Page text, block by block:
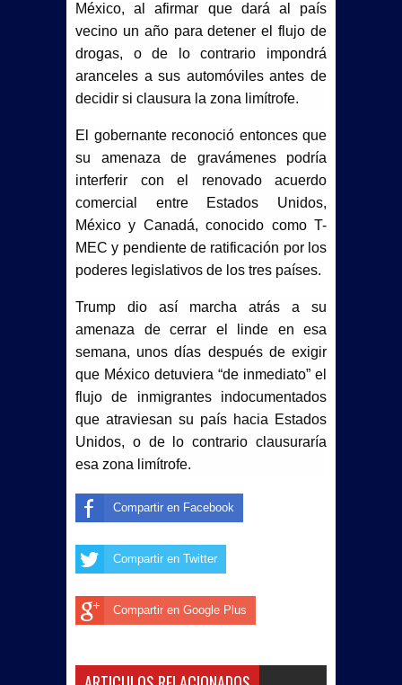
México, al afirmar que dará al país
vecino un año para detener el flujo de
drogas, o de lo contrario impondrá
aranceles a sus automóviles antes de
decidir si clausura la zona limítrofe.
El gobernante reconoció entonces que
su amenaza de gravámenes podría
interferir con el renovado acuerdo
comercial entre Estados Unidos,
México y Canadá, conocido como T-
MEC y pendiente de ratificación por los
poderes legislativos de los tres países.
Trump dio así marcha atrás a su
amenaza de cerrar el linde en esa
semana, unos días después de exigir
que México detuviera “de inmediato” el
flujo de inmigrantes indocumentados
que atraviesan su país hacia Estados
Unidos, o de lo contrario clausuraría
esa zona limítrofe.
Compartir en Facebook
Compartir en Twitter
Compartir en Google Plus